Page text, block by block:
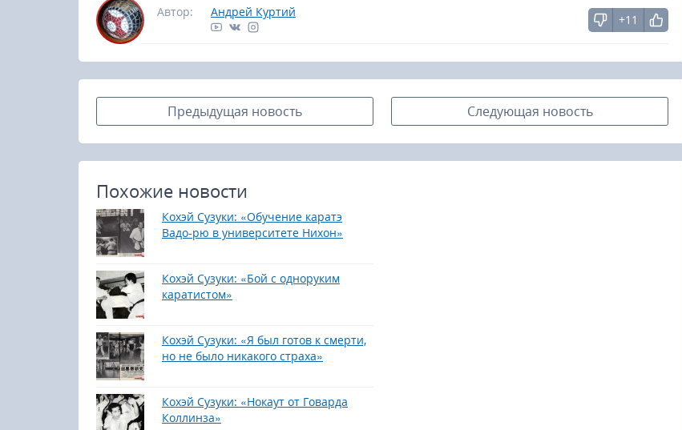
Автор: Андрей Куртий
+11
Предыдущая новость Следующая новость
Похожие новости
Кохэй Сузуки: «Обучение каратэ
Вадо-рю в университете Нихон»
Кохэй Сузуки: «Бой с одноруким
каратистом»
Кохэй Сузуки: «Я был готов к смерти,
но не было никакого страха»
Кохэй Сузуки: «Нокаут от Говарда
Коллинза»